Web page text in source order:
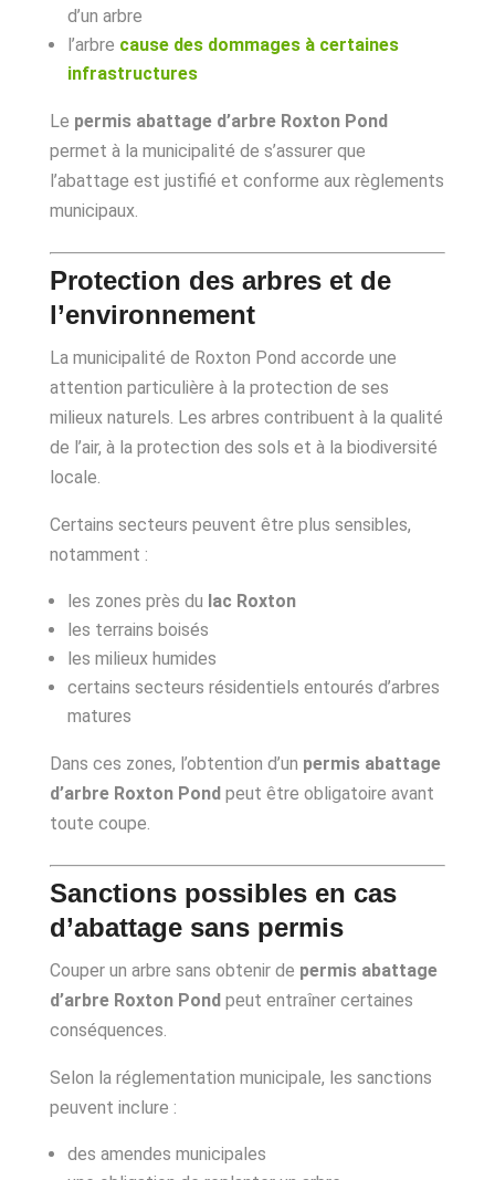
d’un arbre
l’arbre cause des dommages à certaines
infrastructures
Le permis abattage d’arbre Roxton Pond
permet à la municipalité de s’assurer que
l’abattage est justifié et conforme aux règlements
municipaux.
Protection des arbres et de
l’environnement
La municipalité de Roxton Pond accorde une
attention particulière à la protection de ses
milieux naturels. Les arbres contribuent à la qualité
de l’air, à la protection des sols et à la biodiversité
locale.
Certains secteurs peuvent être plus sensibles,
notamment :
les zones près du lac Roxton
les terrains boisés
les milieux humides
certains secteurs résidentiels entourés d’arbres
matures
Dans ces zones, l’obtention d’un permis abattage
d’arbre Roxton Pondpeut être obligatoire avant
toute coupe.
Sanctions possibles en cas
d’abattage sans permis
Couper un arbre sans obtenir de permis abattage
d’arbre Roxton Pondpeut entraîner certaines
conséquences.
Selon la réglementation municipale, les sanctions
peuvent inclure :
des amendes municipales